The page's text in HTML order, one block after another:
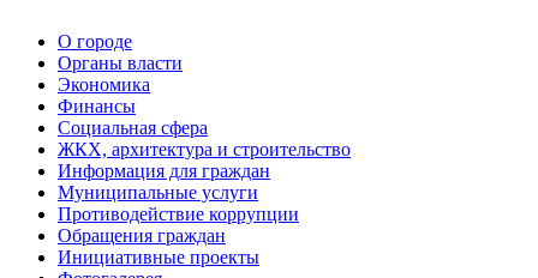
О городе
Органы власти
Экономика
Финансы
Социальная сфера
ЖКХ, архитектура и строительство
Информация для граждан
Муниципальные услуги
Противодействие коррупции
Обращения граждан
Инициативные проекты